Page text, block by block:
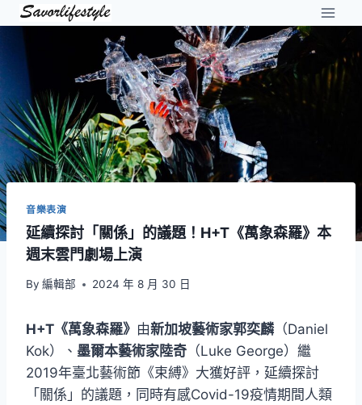
Skip
音樂表演
延續探討「關係」的議題！H+T《萬象森羅》本
週末雲門劇場上演
By 編輯部 2024 年 8 月 30 日
H+T《萬象森羅》 由新加坡藝術家郭奕麟（Daniel
Kok）、 墨爾本藝術家陸奇 （Luke George）繼
2019年臺北藝術節《束縛》大獲好評，延續探討
「關係」的議題，同時有感Covid-19疫情期間人類